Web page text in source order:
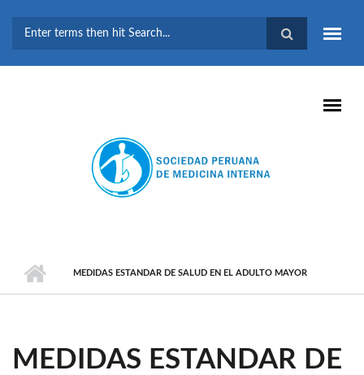
BÚSQUEDA
MEDIDAS ESTANDAR DE SALUD EN EL ADULTO MAYOR
MEDIDAS ESTANDAR DE